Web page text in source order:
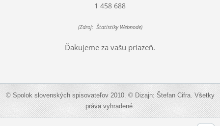
1 458 688
(Zdroj: Štatistiky Webnode)
Ďakujeme za vašu priazeň.
© Spolok slovenských spisovateľov 2010. © Dizajn: Štefan Cifra. Všetky
práva vyhradené.